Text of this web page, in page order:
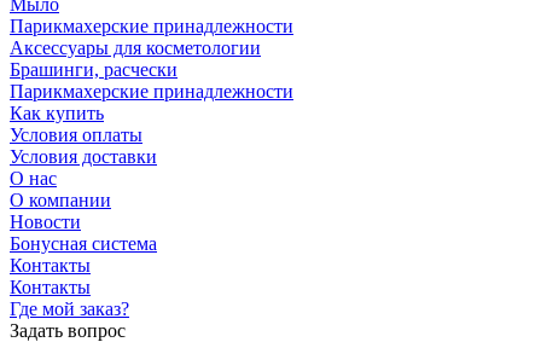
Мыло
Парикмахерские принадлежности
Аксессуары для косметологии
Брашинги, расчески
Парикмахерские принадлежности
Как купить
Условия оплаты
Условия доставки
О нас
О компании
Новости
Бонусная система
Контакты
Контакты
Где мой заказ?
Задать вопрос